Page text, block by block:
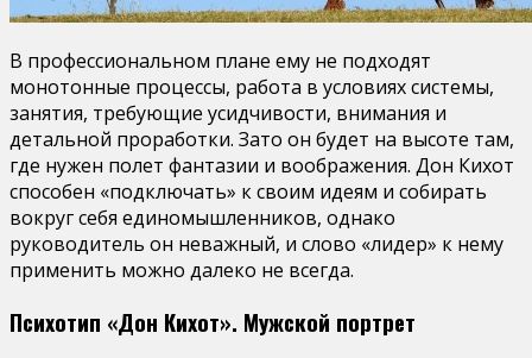
В профессиональном плане ему не подходят
монотонные процессы, работа в условиях системы,
занятия, требующие усидчивости, внимания и
детальной проработки. Зато он будет на высоте там,
где нужен полет фантазии и воображения. Дон Кихот
способен «подключать» к своим идеям и собирать
вокруг себя единомышленников, однако
руководитель он неважный, и слово «лидер» к нему
применить можно далеко не всегда.
Психотип «Дон Кихот». Мужской портрет